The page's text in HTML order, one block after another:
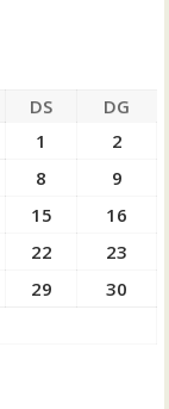
DS
DG
1
2
8
9
15
16
22
23
29
30